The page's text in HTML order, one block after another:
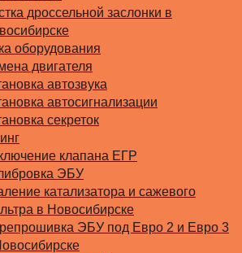
дроссельной заслонки в
оборудования
двигателя
автозвука
автосигнализации
секреток
клапана ЕГР
ЭБУ
катализатора и сажевого
в Новосибирске
ЭБУ под Евро 2 и Евро 3